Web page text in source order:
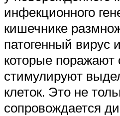
инфекционного
кишечнике
патогенный вирус
которые поражают
стимулируют
клеток. Это не
сопровождается